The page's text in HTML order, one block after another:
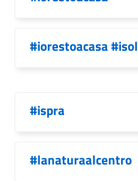
#iorestoacasa
#ispra
#lanaturaalcentro